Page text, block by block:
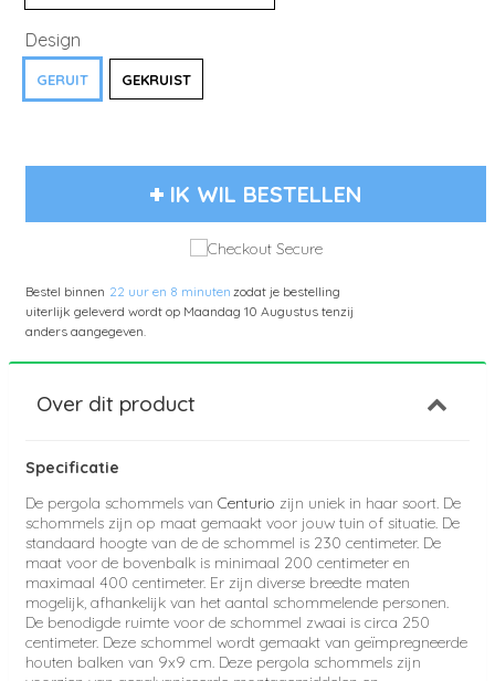
Design
GERUIT GEKRUIST
IK WIL BESTELLEN
Bestel binnen 22 uur en 8 minutenzodat je bestelling
uiterlijk geleverd wordt op Maandag 10 Augustus tenzij
anders aangegeven.
Over dit product
Specificatie
De pergola schommels van Centurio zijn uniek in haar soort. De
schommels zijn op maat gemaakt voor jouw tuin of situatie. De
standaard hoogte van de de schommel is 230 centimeter. De
maat voor de bovenbalk is minimaal 200 centimeter en
maximaal 400 centimeter. Er zijn diverse breedte maten
mogelijk, afhankelijk van het aantal schommelende personen.
De benodigde ruimte voor de schommel zwaai is circa 250
centimeter. Deze schommel wordt gemaakt van geïmpregneerde
houten balken van 9x9 cm. Deze pergola schommels zijn